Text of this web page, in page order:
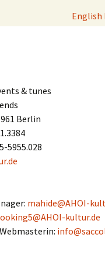
& tunes
Berlin
5955.028
mahide@AHOI-
kultur.de
English